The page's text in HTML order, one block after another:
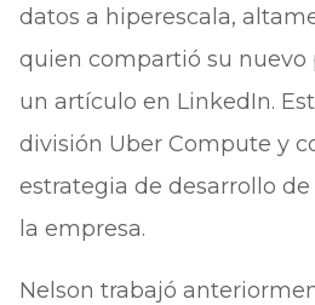
datos a hiperescala,
quien compartió su nuevo
un artículo en LinkedIn.
división Uber Compute y
estrategia de desarrollo
la empresa.
Nelson trabajó